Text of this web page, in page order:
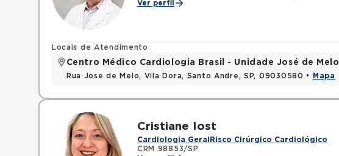
Ver perfil
Locais de Atendimento
Centro Médico Cardiologia Brasil - Unidade José de Melo
Rua Jose de Melo, Vila Dora, Santo Andre, SP, 09030580 • Mapa
Cristiane Iost
Cardiologia Geral Risco Cirúrgico Cardiológico
CRM 98853/SP